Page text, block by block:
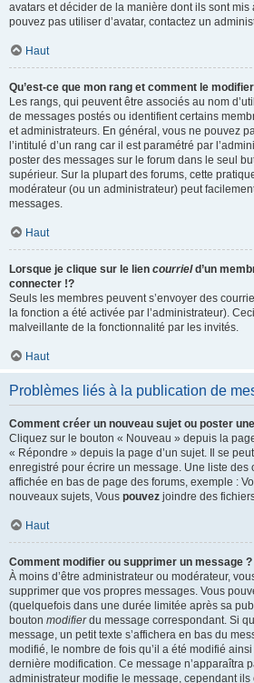
avatars et décider de la manière dont ils sont mis
pouvez pas utiliser d’avatar, contactez un
Haut
Qu’est-ce que mon rang et comment le
Les rangs, qui peuvent être associés au nom
de messages postés ou identifient certains
et administrateurs. En général, vous ne pouvez
l’intitulé d’un rang car il est paramétré par
poster des messages sur le forum dans le seul
supérieur. Sur la plupart des forums, cette
modérateur (ou un administrateur) peut
messages.
Haut
Lorsque je clique sur le lien courrield’un
connecter !?
Seuls les membres peuvent s’envoyer des
la fonction a été activée par l’administrateur).
malveillante de la fonctionnalité par les invités.
Haut
Problèmes liés à la publication de
Comment créer un nouveau sujet ou poster
Cliquez sur le bouton « Nouveau » depuis la
« Répondre » depuis la page d’un sujet. Il se
enregistré pour écrire un message. Une liste des
affichée en bas de page des forums, exemple :
nouveaux sujets, Vous pouvez joindre des
Haut
Comment modifier ou supprimer un message ?
À moins d’être administrateur ou modérateur,
supprimer que vos propres messages. Vous
(quelquefois dans une durée limitée après sa
bouton modifierdu message correspondant. Si
message, un petit texte s’affichera en bas du
modifié, le nombre de fois qu’il a été modifié
dernière modification. Ce message n’apparaîtra
administrateur modifie le message, cependant